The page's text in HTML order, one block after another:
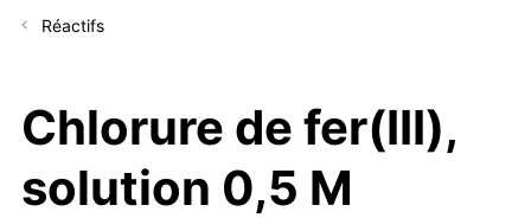
Réactifs
Chlorure de fer(III),
solution 0,5 M